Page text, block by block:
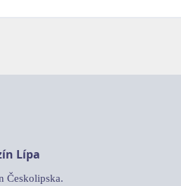
Lípa
Českolipska.